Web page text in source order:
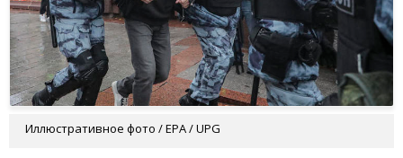
Иллюстративное фото / EPA / UPG